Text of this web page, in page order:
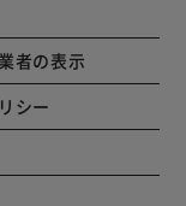
者の表示
シー